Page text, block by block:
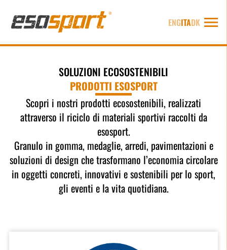
ENGITADK
SOLUZIONI ECOSOSTENIBILI
PRODOTTI ESOSPORT
Scopri i nostri prodotti ecosostenibili, realizzati
attraverso il riciclo di materiali sportivi raccolti da
esosport.
Granulo in gomma, medaglie, arredi, pavimentazioni e
soluzioni di design che trasformano l’economia circolare
in oggetti concreti, innovativi e sostenibili per lo sport,
gli eventi e la vita quotidiana.